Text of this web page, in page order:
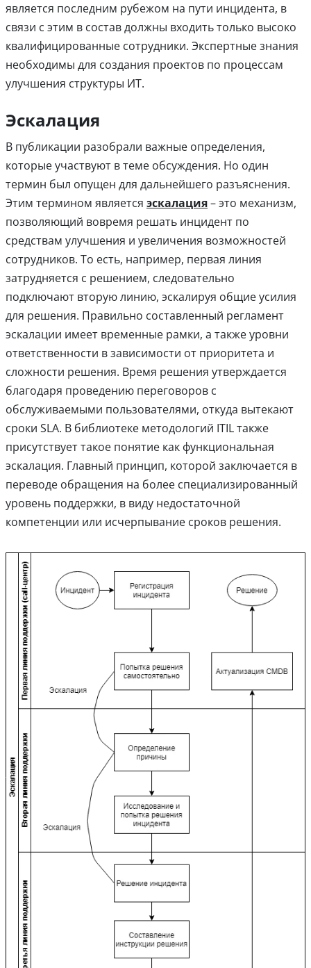
является последним рубежом на пути инцидента, в
связи с этим в состав должны входить только высоко
квалифицированные сотрудники. Экспертные знания
необходимы для создания проектов по процессам
улучшения структуры ИТ.
Эскалация
В публикации разобрали важные определения,
которые участвуют в теме обсуждения. Но один
термин был опущен для дальнейшего разъяснения.
Этим термином является эскалация– это механизм,
позволяющий вовремя решать инцидент по
средствам улучшения и увеличения возможностей
сотрудников. То есть, например, первая линия
затрудняется с решением, следовательно
подключают вторую линию, эскалируя общие усилия
для решения. Правильно составленный регламент
эскалации имеет временные рамки, а также уровни
ответственности в зависимости от приоритета и
сложности решения. Время решения утверждается
благодаря проведению переговоров с
обслуживаемыми пользователями, откуда вытекают
сроки SLA. В библиотеке методологий ITIL также
присутствует такое понятие как функциональная
эскалация. Главный принцип, которой заключается в
переводе обращения на более специализированный
уровень поддержки, в виду недостаточной
компетенции или исчерпывание сроков решения.